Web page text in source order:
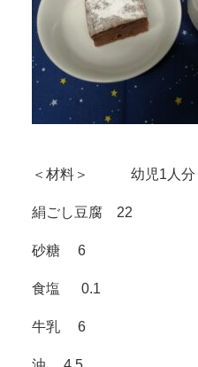
＜材料＞ 幼児1人分
絹ごし豆腐 22
砂糖 6
食塩 0.1
牛乳 6